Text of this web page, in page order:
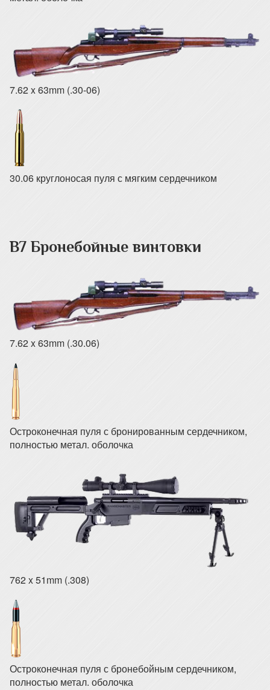
7.62 x 63mm (.30-06)
30.06 круглоносая пуля с мягким сердечником
B7 Бронебойные винтовки
7.62 x 63mm (.30.06)
Остроконечная пуля с бронированным сердечником,
полностью метал. оболочка
762 x 51mm (.308)
Остроконечная пуля с бронебойным сердечником,
полностью метал. оболочка